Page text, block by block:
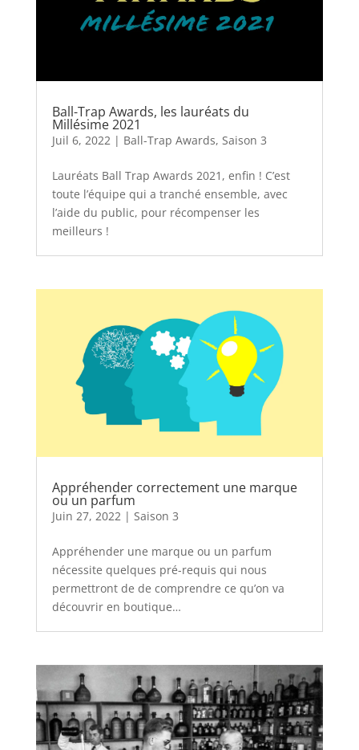
Ball-Trap Awards, les lauréats du
Millésime 2021
Juil 6, 2022| Ball-Trap Awards, Saison 3
Lauréats Ball Trap Awards 2021, enfin ! C’est
toute l’équipe qui a tranché ensemble, avec
l’aide du public, pour récompenser les
meilleurs !
Appréhender correctement une marque
ou un parfum
Juin 27, 2022| Saison 3
Appréhender une marque ou un parfum
nécessite quelques pré-requis qui nous
permettront de de comprendre ce qu’on va
découvrir en boutique…